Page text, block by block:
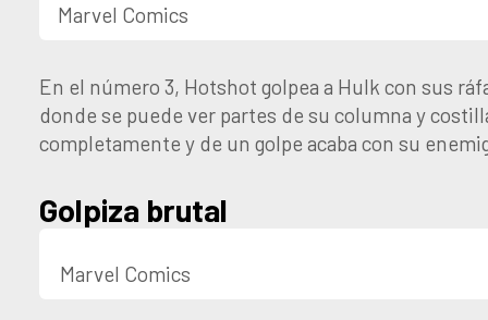
Marvel Comics
En el número 3, Hotshot golpea a Hulk con sus
donde se puede ver partes de su columna y
completamente y de un golpe acaba con su
Golpiza brutal
Marvel Comics